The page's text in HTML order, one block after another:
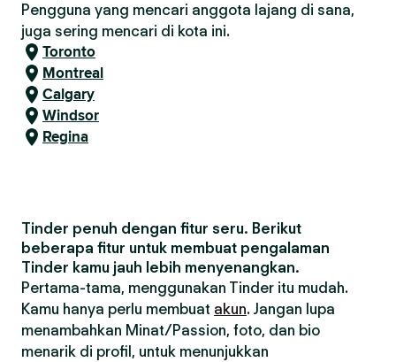
Pengguna yang mencari anggota lajang di sana,
juga sering mencari di kota ini.
Toronto
Montreal
Calgary
Windsor
Regina
Tinder penuh dengan fitur seru. Berikut
beberapa fitur untuk membuat pengalaman
Tinder kamu jauh lebih menyenangkan.
Pertama-tama, menggunakan Tinder itu mudah.
Kamu hanya perlu membuat akun. Jangan lupa
menambahkan Minat/Passion, foto, dan bio
menarik di profil, untuk menunjukkan